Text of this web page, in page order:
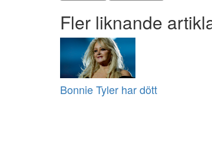
Fler liknande
Bonnie Tyler har dött